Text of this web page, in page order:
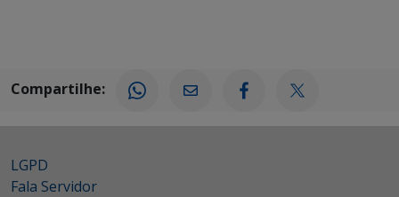
Compartilhe:
LGPD
Fala Servidor